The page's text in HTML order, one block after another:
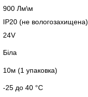
900 Лм\м
IP20 (не вологозахищена)
24V
Біла
10м (1 упаковка)
-25 до 40 °C